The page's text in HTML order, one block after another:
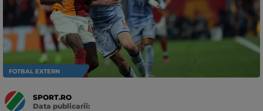
FOTBAL EXTERN
SPORT.RO
Data publicarii: